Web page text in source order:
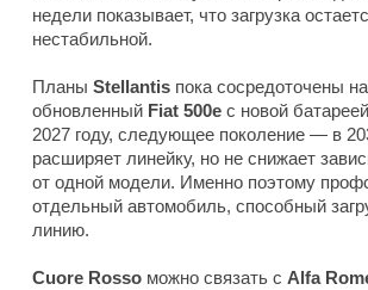
недели показывает, что загрузка
нестабильной.
Планы Stellantis пока сосредоточены
обновленный Fiat 500e с новой
2027 году, следующее поколение — в
расширяет линейку, но не снижает
от одной модели. Именно поэтому
отдельный автомобиль, способный
линию.
Cuore Rosso можно связать с Alfa